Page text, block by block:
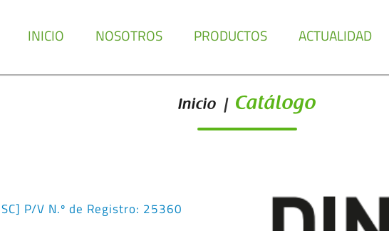
INICIO NOSOTROS PRODUCTOS ACTUALIDAD
Inicio | Catálogo
P/V N.º de Registro: 25360